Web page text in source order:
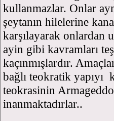
kullanmazlar. Onlar
şeytanın hilelerine
karşılayarak onlardan
ayin gibi kavramları
kaçınmışlardır.
bağlı teokratik yapıyı
teokrasinin
inanmaktadırlar..